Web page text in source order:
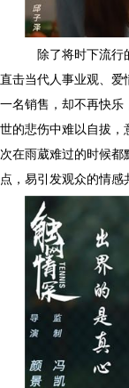
除了将时下流行
直击当代人事业观、爱
一名销售，却不再快
世的悲伤中难以自拔
次在雨葳难过的时候
点，易引发观众的情感